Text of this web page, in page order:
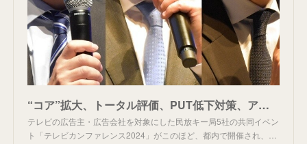
“コア”拡大、トータル評価、PUT低下対策、アニメ枠増加…民放キー局編成責任者が語る戦略
テレビの広告主・広告会社を対象にした民放キー局5社の共同イベン
ト「テレビカンファレンス2024」がこのほど、都内で開催され、…